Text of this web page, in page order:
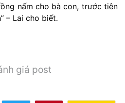
nấm cho bà con, trước tiên
– Lai cho biết.
giá post